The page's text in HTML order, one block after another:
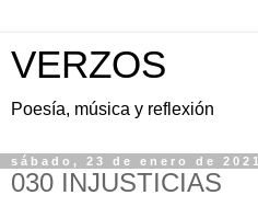
VERZOS
Poesía, música y reflexión
sábado, 23 de enero de 2021
030 INJUSTICIAS